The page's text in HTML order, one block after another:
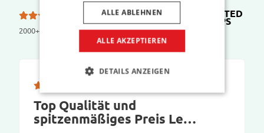
2000+ reviews
5.0 von 5 Sternen bei TRUSTED
SHOPS
Top Qualität und
spitzenmäßiges Preis Le…
ALLE AKZEPTIEREN
ALLE ABLEHNEN
DETAILS ANZEIGEN